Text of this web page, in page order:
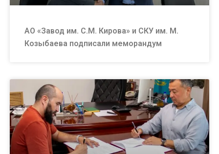
АО «Завод им. С.М. Кирова» и СКУ им. М.
Козыбаева подписали меморандум